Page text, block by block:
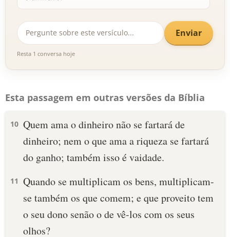
Enviar
Resta 1 conversa hoje
Esta passagem em outras versões da Bíblia
10 Quem ama o dinheiro não se fartará de
dinheiro; nem o que ama a riqueza se fartará
do ganho; também isso é vaidade.
11 Quando se multiplicam os bens, multiplicam-
se também os que comem; e que proveito tem
o seu dono senão o de vê-los com os seus
olhos?